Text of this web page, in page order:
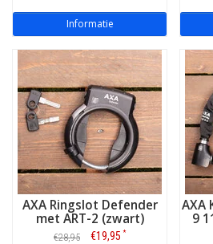
Informatie
AXA Ringslot Defender
met ART-2 (zwart)
€28,95 €19,95 *
AXA
9